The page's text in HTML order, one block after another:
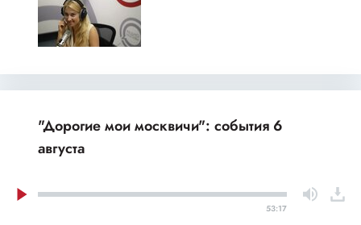
"Дорогие мои москвичи": события 6
августа
53:17